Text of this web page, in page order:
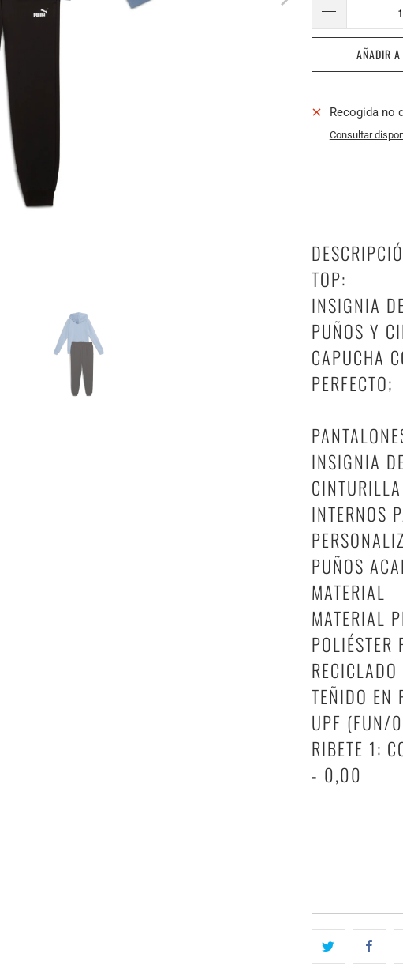
AÑADIR
Recogida no
Consultar
TOP:
INSIGNIA
PUÑOS Y
CAPUCHA
PERFECTO;
INSIGNIA
INTERNOS
PUÑOS
MATERIAL
MATERIAL
TEÑIDO EN
UPF (FUN/
RIBETE 1:
- 0,00